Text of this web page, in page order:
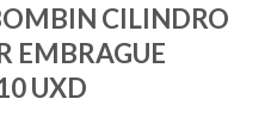
CILINDRO
EMBRAGUE
UXD